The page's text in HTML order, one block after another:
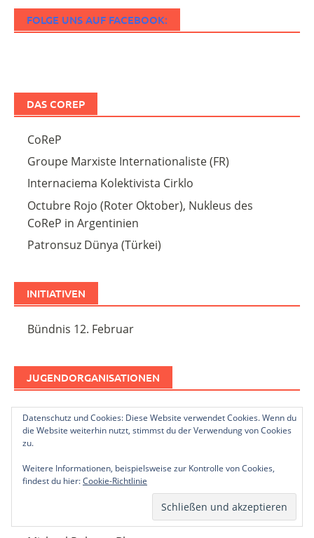
FOLGE UNS AUF FACEBOOK:
DAS COREP
CoReP
Groupe Marxiste Internationaliste (FR)
Internaciema Kolektivista Cirklo
Octubre Rojo (Roter Oktober), Nukleus des
CoReP in Argentinien
Patronsuz Dünya (Türkei)
INITIATIVEN
Bündnis 12. Februar
JUGENDORGANISATIONEN
Avenir Socialiste!
Enternasyonal Marxist Genclik
THEORIE
Marxistisches Internet Archiv
Datenschutz und Cookies: Diese Website verwendet Cookies. Wenn du
die Website weiterhin nutzt, stimmst du der Verwendung von Cookies
zu.
Weitere Informationen, beispielsweise zur Kontrolle von Cookies,
findest du hier:Cookie-Richtlinie